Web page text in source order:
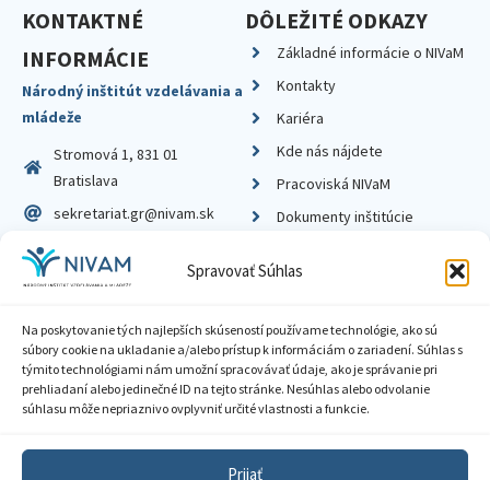
Spravovať Súhlas
Na poskytovanie tých najlepších skúseností používame technológie, ako sú
súbory cookie na ukladanie a/alebo prístup k informáciám o zariadení. Súhlas s
týmito technológiami nám umožní spracovávať údaje, ako je správanie pri
prehliadaní alebo jedinečné ID na tejto stránke. Nesúhlas alebo odvolanie
súhlasu môže nepriaznivo ovplyvniť určité vlastnosti a funkcie.
Prijať
KONTAKTNÉ
INFORMÁCIE
Národný inštitút vzdelávania a
mládeže
Stromová 1, 831 01
Bratislava
sekretariat.gr@nivam.sk
IČO: 00164348
DIČ: 2020798714
DÔLEŽITÉ ODKAZY
Základné informácie o NIVaM
Kontakty
Kariéra
Kde nás nájdete
Pracoviská NIVaM
Dokumenty inštitúcie
Zásady ochrany súkromia